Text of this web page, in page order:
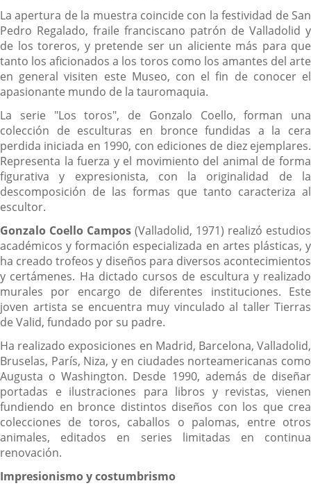
La apertura de la muestra coincide con la festividad de San
Pedro Regalado, fraile franciscano patrón de Valladolid y
de los toreros, y pretende ser un aliciente más para que
tanto los aficionados a los toros como los amantes del arte
en general visiten este Museo, con el fin de conocer el
apasionante mundo de la tauromaquia.
La serie "Los toros", de Gonzalo Coello, forman una
colección de esculturas en bronce fundidas a la cera
perdida iniciada en 1990, con ediciones de diez ejemplares.
Representa la fuerza y el movimiento del animal de forma
figurativa y expresionista, con la originalidad de la
descomposición de las formas que tanto caracteriza al
escultor.
Gonzalo Coello Campos (Valladolid, 1971) realizó estudios
académicos y formación especializada en artes plásticas, y
ha creado trofeos y diseños para diversos acontecimientos
y certámenes. Ha dictado cursos de escultura y realizado
murales por encargo de diferentes instituciones. Este
joven artista se encuentra muy vinculado al taller Tierras
de Valid, fundado por su padre.
Ha realizado exposiciones en Madrid, Barcelona, Valladolid,
Bruselas, París, Niza, y en ciudades norteamericanas como
Augusta o Washington. Desde 1990, además de diseñar
portadas e ilustraciones para libros y revistas, vienen
fundiendo en bronce distintos diseños con los que crea
colecciones de toros, caballos o palomas, entre otros
animales, editados en series limitadas en continua
renovación.
Impresionismo y costumbrismo